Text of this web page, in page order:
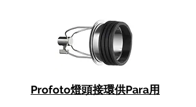
Profoto燈頭接環供Para用